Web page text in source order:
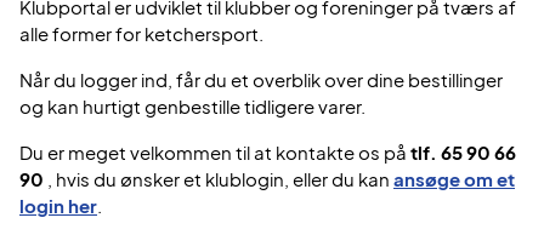
Klubportal er udviklet til klubber og foreninger på tværs af
alle former for ketchersport.
Når du logger ind, får du et overblik over dine bestillinger
og kan hurtigt genbestille tidligere varer.
Du er meget velkommen til at kontakte os på tlf. 65 90 66
90
, hvis du ønsker et klublogin, eller du kan ansøge om et
login her